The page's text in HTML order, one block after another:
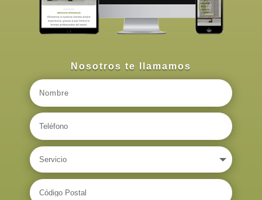
Nosotros te llamamos